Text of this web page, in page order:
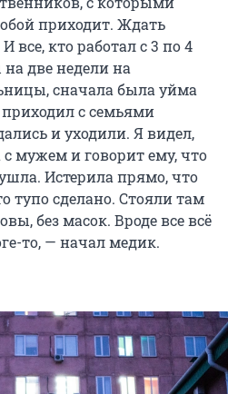
приходит. Ждать
все, кто работал с 3 по 4
две недели на
сначала была уйма
с семьями
и уходили. Я видел,
мужем и говорит ему, что
Истерила прямо, что
тупо сделано. Стояли там
без масок. Вроде все всё
то, — начал медик.